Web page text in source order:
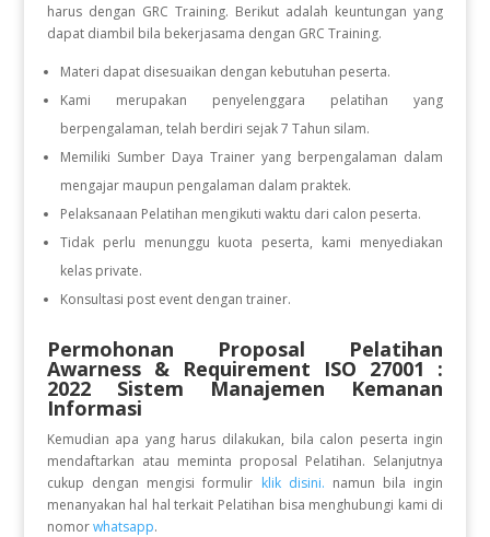
harus dengan GRC Training. Berikut adalah keuntungan yang
dapat diambil bila bekerjasama dengan GRC Training.
Materi dapat disesuaikan dengan kebutuhan peserta.
Kami merupakan penyelenggara pelatihan yang
berpengalaman, telah berdiri sejak 7 Tahun silam.
Memiliki Sumber Daya Trainer yang berpengalaman dalam
mengajar maupun pengalaman dalam praktek.
Pelaksanaan Pelatihan mengikuti waktu dari calon peserta.
Tidak perlu menunggu kuota peserta, kami menyediakan
kelas private.
Konsultasi post event dengan trainer.
Permohonan Proposal Pelatihan
Awarness & Requirement ISO 27001 :
2022 Sistem Manajemen Kemanan
Informasi
Kemudian apa yang harus dilakukan, bila calon peserta ingin
mendaftarkan atau meminta proposal Pelatihan. Selanjutnya
cukup dengan mengisi formulir klik disini. namun bila ingin
menanyakan hal hal terkait Pelatihan bisa menghubungi kami di
nomor whatsapp.